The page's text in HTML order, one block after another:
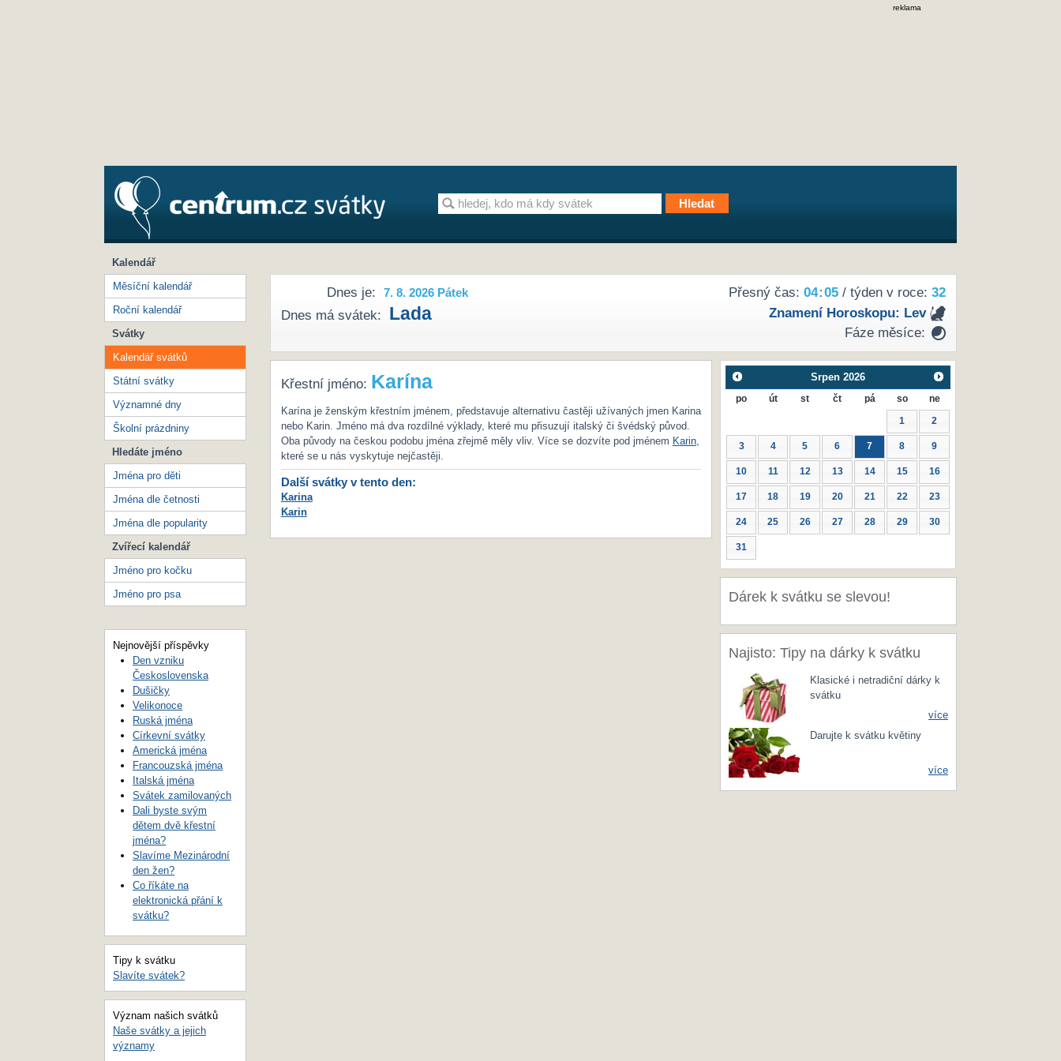
reklama
Přesný čas: 04:05/ týden v roce: 32
Znamení Horoskopu: Lev
Fáze měsíce:
Dnes je: 7. 8. 2026 Pátek
Dnes má svátek: Lada
Křestní jméno: Karína
Karína je ženským křestním jménem, představuje alternativu častěji užívaných jmen Karina
nebo Karin. Jméno má dva rozdílné výklady, které mu přisuzují italský či švédský původ.
Oba původy na českou podobu jména zřejmě měly vliv. Více se dozvíte pod jménem Karin,
které se u nás vyskytuje nejčastěji.
Další svátky v tento den:
Karina
Karin
Srpen 2026
po út st čt pá so ne
1 2
3 4 5 6 7 8 9
10 11 12 13 14 15 16
17 18 19 20 21 22 23
24 25 26 27 28 29 30
31
Dárek k svátku se slevou!
Najisto: Tipy na dárky k svátku
Klasické i netradiční dárky k
svátku
více
Darujte k svátku květiny
více
Kalendář
Měsíční kalendář
Roční kalendář
Svátky
Kalendář svátků
Státní svátky
Významné dny
Školní prázdniny
Hledáte jméno
Jména pro děti
Jména dle četnosti
Jména dle popularity
Zvířecí kalendář
Jméno pro kočku
Jméno pro psa
Nejnovější příspěvky
Den vzniku
Československa
Dušičky
Velikonoce
Ruská jména
Církevní svátky
Americká jména
Francouzská jména
Italská jména
Svátek zamilovaných
Dali byste svým
dětem dvě křestní
jména?
Slavíme Mezinárodní
den žen?
Co říkáte na
elektronická přání k
svátku?
Tipy k svátku
Slavíte svátek?
Význam našich svátků
Naše svátky a jejich
významy